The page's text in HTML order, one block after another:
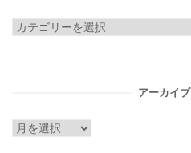
カ
アーカイブ
ア